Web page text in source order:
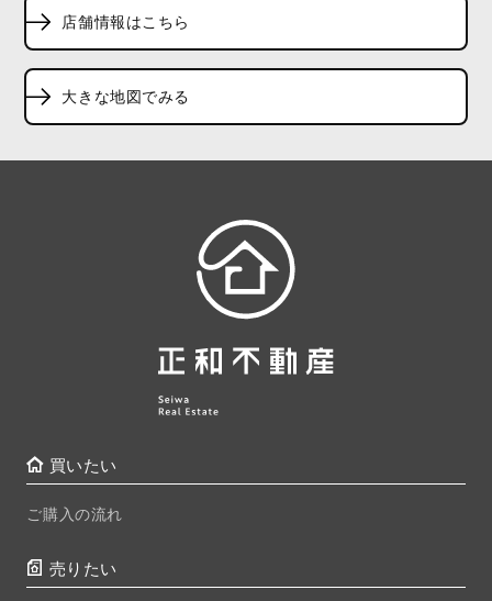
店舗情報はこちら
大きな地図でみる
買いたい
ご購入の流れ
売りたい